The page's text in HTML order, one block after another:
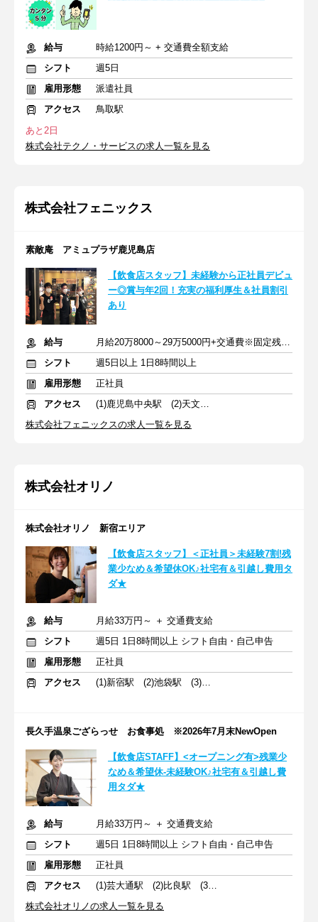
給与
時給1200円～ + 交通費全額支給
シフト
週5日
雇用形態
派遣社員
アクセス
鳥取駅
あと2日
株式会社テクノ・サービスの求人一覧を見る
株式会社フェニックス
素敵庵 アミュプラザ鹿児島店
【飲食店スタッフ】未経験から正社員デビュ
ー◎賞与年2回！充実の福利厚生＆社員割引
あり
給与
月給20万8000～29万5000円+交通費※固定残業代を含む
シフト
週5日以上 1日8時間以上
雇用形態
正社員
アクセス
(1)鹿児島中央駅 (2)天文館通駅
株式会社フェニックスの求人一覧を見る
株式会社オリノ
株式会社オリノ 新宿エリア
【飲食店スタッフ】＜正社員＞未経験7割!残
業少なめ＆希望休OK♪社宅有＆引越し費用タ
ダ★
給与
月給33万円～ ＋ 交通費支給
シフト
週5日 1日8時間以上 シフト自由・自己申告
雇用形態
正社員
アクセス
(1)新宿駅 (2)池袋駅 (3)中野駅
長久手温泉ござらっせ お食事処 ※2026年7月末NewOpen
【飲食店STAFF】<オープニング有>残業少
なめ＆希望休-未経験OK♪社宅有＆引越し費
用タダ★
給与
月給33万円～ ＋ 交通費支給
シフト
週5日 1日8時間以上 シフト自由・自己申告
雇用形態
正社員
アクセス
(1)芸大通駅 (2)比良駅 (3)岐南駅
株式会社オリノの求人一覧を見る